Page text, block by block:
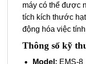
máy có thể được
tích kích thước
động hóa việc
Thông số kỹ
Model: EMS-8